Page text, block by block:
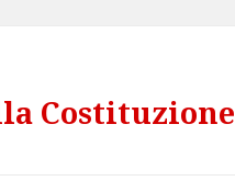
Costituzione